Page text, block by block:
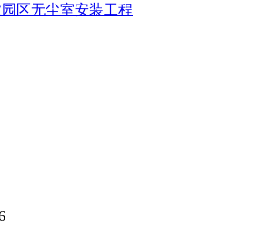
区无尘室安装工程